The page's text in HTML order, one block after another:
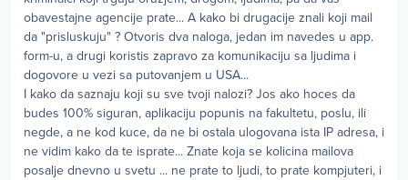
obavestajne agencije prate... A kako bi drugacije znali koji mail
da "prisluskuju" ? Otvoris dva naloga, jedan im navedes u app.
form-u, a drugi koristis zapravo za komunikaciju sa ljudima i
dogovore u vezi sa putovanjem u USA...
I kako da saznaju koji su sve tvoji nalozi? Jos ako hoces da
budes 100% siguran, aplikaciju popunis na fakultetu, poslu, ili
negde, a ne kod kuce, da ne bi ostala ulogovana ista IP adresa, i
ne vidim kako da te isprate... Znate koja se kolicina mailova
posalje dnevno u svetu ... ne prate to ljudi, to prate kompjuteri, i